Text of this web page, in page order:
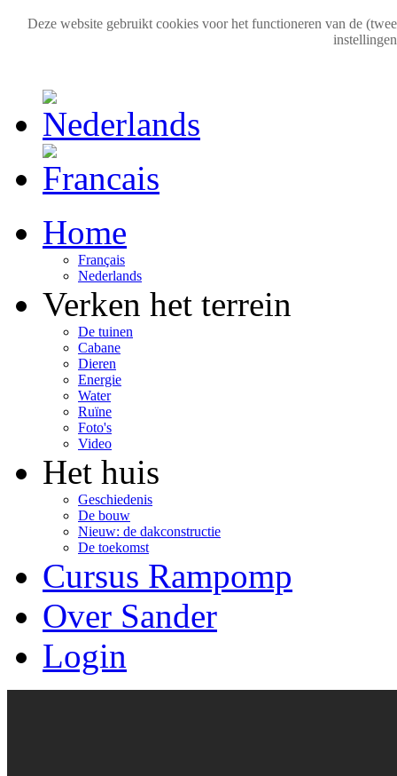
Deze website gebruikt cookies voor het functioneren van de
Home
Français
Nederlands
Verken het terrein
De tuinen
Cabane
Dieren
Energie
Water
Ruïne
Foto's
Video
Het huis
Geschiedenis
De bouw
Nieuw: de dakconstructie
De toekomst
Cursus Rampomp
Over Sander
Login